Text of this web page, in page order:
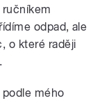
odpad, ale
o které raději
podle mého